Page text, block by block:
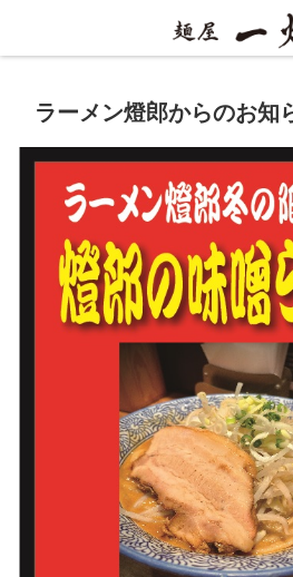
ラーメン燈郎からのお知